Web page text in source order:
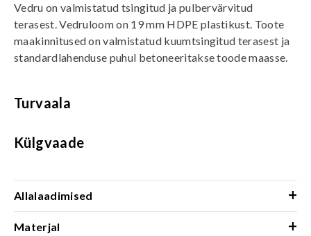
Vedru on valmistatud tsingitud ja pulbervärvitud
terasest. Vedruloom on 19 mm HDPE plastikust. Toote
maakinnitused on valmistatud kuumtsingitud terasest ja
standardlahenduse puhul betoneeritakse toode maasse.
Turvaala
Külgvaade
Allalaadimised +
Materjal +